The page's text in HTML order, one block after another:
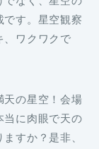
です。星空観察
、ワクワクで
天の星空！会場
当に肉眼で天の
すか？是非、